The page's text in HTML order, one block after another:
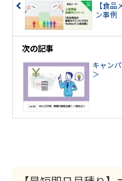
【食
ン事例
次の記事
キャン
＞